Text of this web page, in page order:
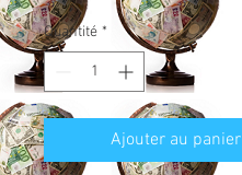
Quantité *
Ajouter au panier